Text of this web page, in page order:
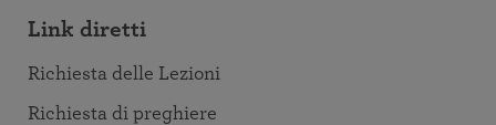
Link diretti
Richiesta delle Lezioni
Richiesta di preghiere